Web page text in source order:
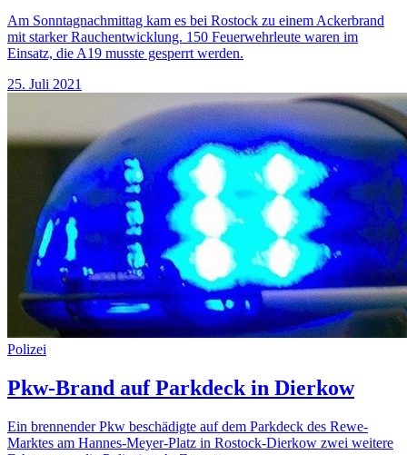
Am Sonntagnachmittag kam es bei Rostock zu einem Ackerbrand
mit starker Rauchentwicklung. 150 Feuerwehrleute waren im
Einsatz, die A19 musste gesperrt werden.
25. Juli 2021
Polizei
Pkw-Brand auf Parkdeck in Dierkow
Ein brennender Pkw beschädigte auf dem Parkdeck des Rewe-
Marktes am Hannes-Meyer-Platz in Rostock-Dierkow zwei weitere